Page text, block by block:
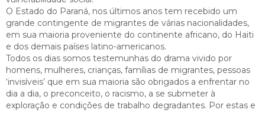
O Estado do Paraná, nos últimos anos tem recebido um
grande contingente de migrantes de várias nacionalidades,
em sua maioria proveniente do continente africano, do Haiti
e dos demais países latino-americanos.
Todos os dias somos testemunhas do drama vivido por
homens, mulheres, crianças, famílias de migrantes, pessoas
‘invisíveis’ que em sua maioria são obrigados a enfrentar no
dia a dia, o preconceito, o racismo, a se submeter à
exploração e condições de trabalho degradantes. Por estas e